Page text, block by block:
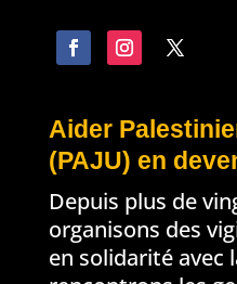
Aider
(PAJU) en
Depuis plus de
organisons des
en solidarité avec